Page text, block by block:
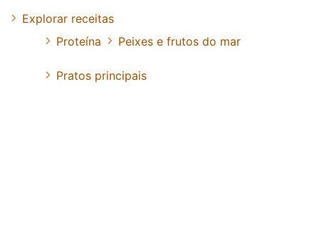
Explorar receitas
Proteína
Peixes e frutos do mar
Pratos principais